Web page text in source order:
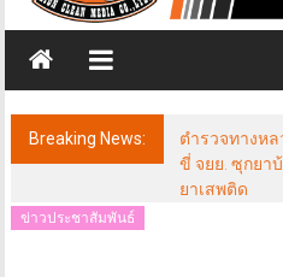
วส์
ฟรี
แลน
เซอร์
Breaking News:
ตำรวจทางห
ขี่ จยย. ซุกยา
ยาเสพติด
ข่าวประชาสัมพันธ์